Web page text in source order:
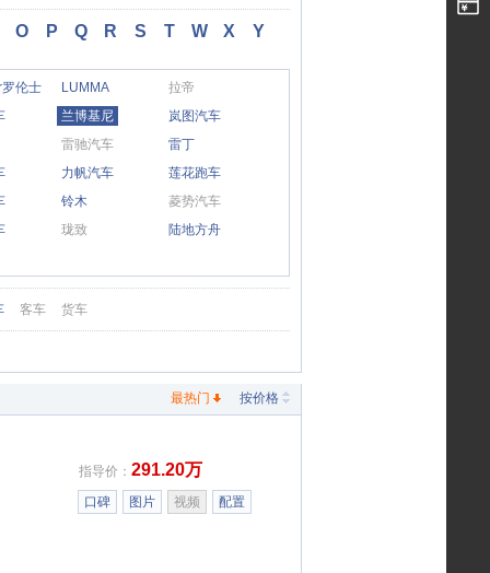
O P Q R S T W X Y
伦士 LUMMA
拉帝
兰博基尼
岚图汽车
雷驰汽车
雷丁
力帆汽车
莲花跑车
铃木
菱势汽车
珑致 陆地方舟
客车 货车
最热门 按价格
指导价： 291.20万
口碑 图片 视频 配置